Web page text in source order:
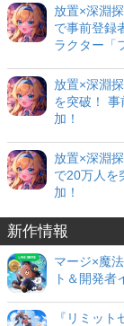
放置×深淵
で事前登録
ラクター「
放置×深淵
を突破！
加！
放置×深淵
で20万人を
加！
新作情報
マージ×魔
ト＆開発者
『リミッ